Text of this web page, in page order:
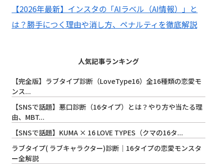
【2026年最新】インスタの「AIラベル（AI情報）」と
は？勝手につく理由や消し方、ペナルティを徹底解説
人気記事ランキング
【完全版】ラブタイプ診断（LoveType16）全16種類の恋愛モ
ンス...
【SNSで話題】悪口診断（16タイプ）とは？やり方や当たる理
由、MBT...
【SNSで話題】KUMA × 16 LOVE TYPES（クマの16タ...
ラブタイプ( ラブキャラクター)診断｜16タイプの恋愛モンスタ
ー全解説